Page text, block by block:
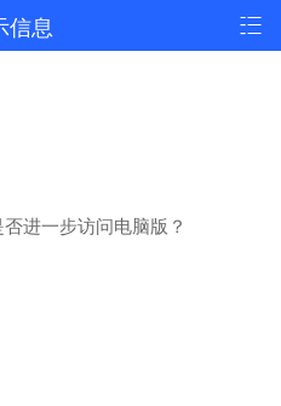
信息
进一步访问电脑版？